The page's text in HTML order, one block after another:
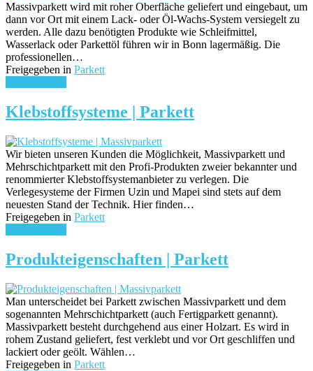
Massivparkett wird mit roher Oberfläche geliefert und eingebaut, um
dann vor Ort mit einem Lack- oder Öl-Wachs-System versiegelt zu
werden. Alle dazu benötigten Produkte wie Schleifmittel,
Wasserlack oder Parkettöl führen wir in Bonn lagermäßig. Die
professionellen…
Freigegeben in Parkett
Klebstoffsysteme | Parkett
Wir bieten unseren Kunden die Möglichkeit, Massivparkett und
Mehrschichtparkett mit den Profi-Produkten zweier bekannter und
renommierter Klebstoffsystemanbieter zu verlegen. Die
Verlegesysteme der Firmen Uzin und Mapei sind stets auf dem
neuesten Stand der Technik. Hier finden…
Freigegeben in Parkett
Produkteigenschaften | Parkett
Man unterscheidet bei Parkett zwischen Massivparkett und dem
sogenannten Mehrschichtparkett (auch Fertigparkett genannt).
Massivparkett besteht durchgehend aus einer Holzart. Es wird in
rohem Zustand geliefert, fest verklebt und vor Ort geschliffen und
lackiert oder geölt. Wählen…
Freigegeben in Parkett